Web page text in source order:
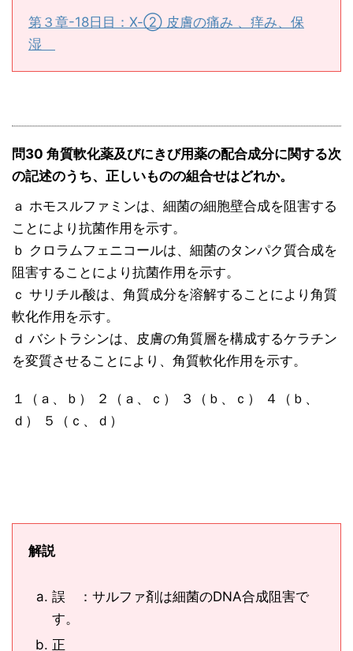
第３章-18日目：Ⅹ-② 皮膚の痛み 、痒み、保
湿
問30 角質軟化薬及びにきび用薬の配合成分に関する次
の記述のうち、正しいものの組合せはどれか。
ａ ホモスルファミンは、細菌の細胞壁合成を阻害する
ことにより抗菌作用を示す。
ｂ クロラムフェニコールは、細菌のタンパク質合成を
阻害することにより抗菌作用を示す。
ｃ サリチル酸は、角質成分を溶解することにより角質
軟化作用を示す。
ｄ バシトラシンは、皮膚の角質層を構成するケラチン
を変質させることにより、角質軟化作用を示す。
１（ａ、ｂ） ２（ａ、ｃ） ３（ｂ、ｃ） ４（ｂ、
ｄ） ５（ｃ、ｄ）
解説
誤 ：サルファ剤は細菌のDNA合成阻害で
す。
正